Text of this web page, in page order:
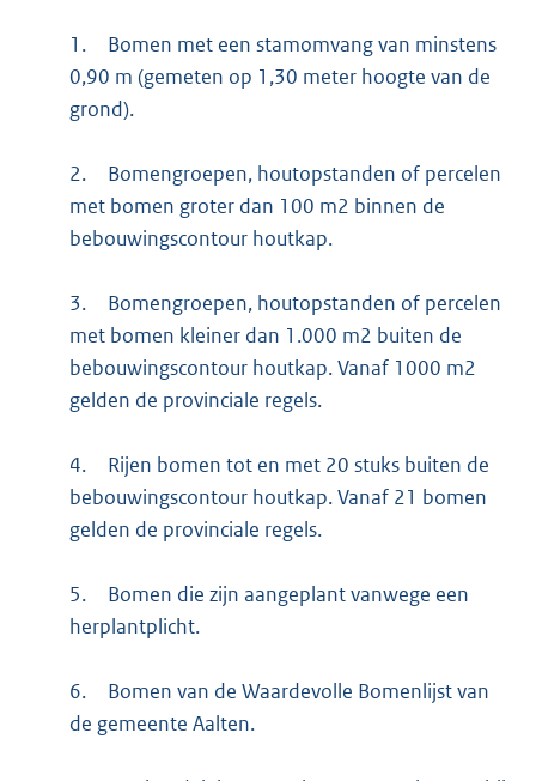
1.
Bomen met een stamomvang van minstens
0,90 m (gemeten op 1,30 meter hoogte van de
grond).
2.
Bomengroepen, houtopstanden of percelen
met bomen groter dan 100 m2 binnen de
bebouwingscontour houtkap.
3.
Bomengroepen, houtopstanden of percelen
met bomen kleiner dan 1.000 m2 buiten de
bebouwingscontour houtkap. Vanaf 1000 m2
gelden de provinciale regels.
4.
Rijen bomen tot en met 20 stuks buiten de
bebouwingscontour houtkap. Vanaf 21 bomen
gelden de provinciale regels.
5.
Bomen die zijn aangeplant vanwege een
herplantplicht.
6.
Bomen van de Waardevolle Bomenlijst van
de gemeente Aalten.